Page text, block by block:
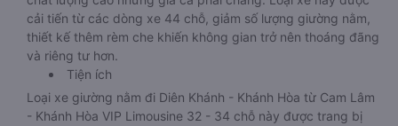
cải tiến từ các dòng xe 44 chỗ, giảm số lượng giường nằm,
thiết kế thêm rèm che khiến không gian trở nên thoáng đãng
và riêng tư hơn.
Tiện ích
Loại xe giường nằm đi Diên Khánh - Khánh Hòa từ Cam Lâm
- Khánh Hòa VIP Limousine 32 - 34 chỗ này được trang bị